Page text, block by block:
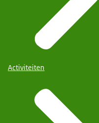
Activiteiten